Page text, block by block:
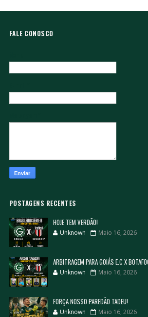
FALE CONOSCO
POSTAGENS RECENTES
HOJE TEM VERDÃO!
Unknown Maio 16, 2026
ARBITRAGEM PARA GOIÁS E.C X
Unknown Maio 16, 2026
FORÇA NOSSO PAREDÃO TADEU!
Unknown Maio 16, 2026